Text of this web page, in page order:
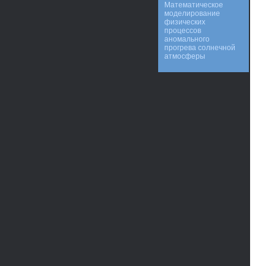
Математическое
моделирование
физических
процессов
аномального
прогрева солнечной
атмосферы